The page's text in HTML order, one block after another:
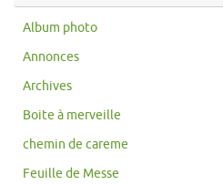
Album photo
Annonces
Archives
Boite à merveille
chemin de careme
Feuille de Messe